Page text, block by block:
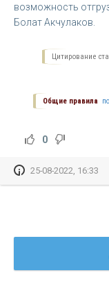
возможность
Болат Акчулаков.
Цитирование
Общие правила
0
25-08-2022, 16:33